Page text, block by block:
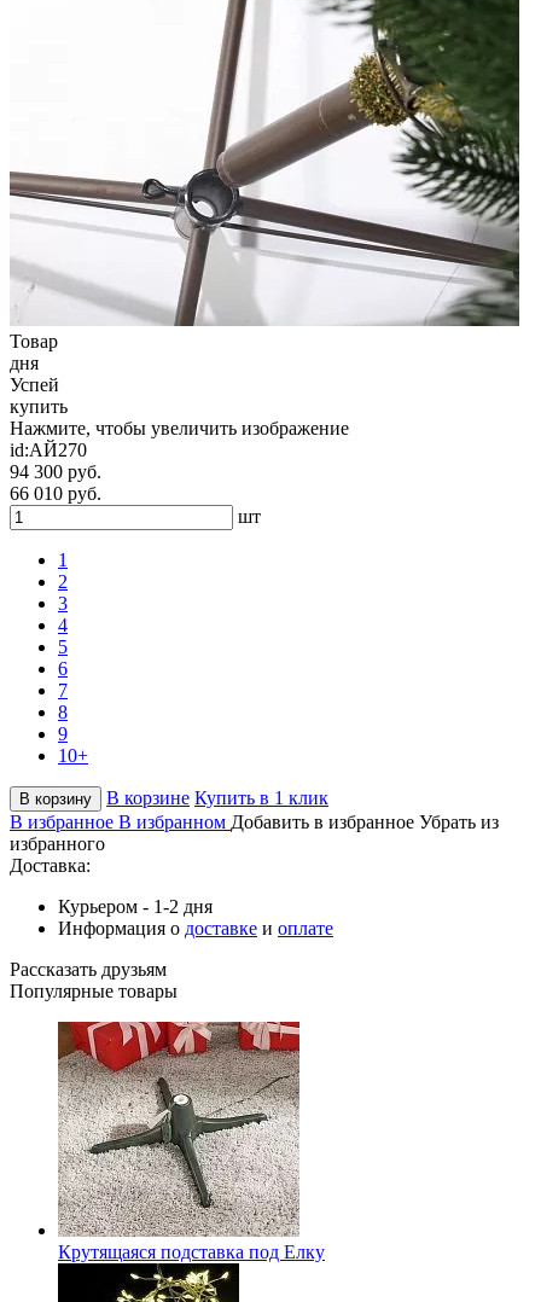
Товар
дня
Успей
купить
Нажмите, чтобы увеличить изображение
id:АЙ270
94 300 руб.
66 010 руб.
шт
1
2
3
4
5
6
7
8
9
10+
В корзину В корзине Купить в 1 клик
В избранное В избранном Добавить в избранное Убрать из
избранного
Доставка:
Курьером - 1-2 дня
Информация о доставке и оплате
Рассказать друзьям
Популярные товары
Крутящаяся подставка под Елку